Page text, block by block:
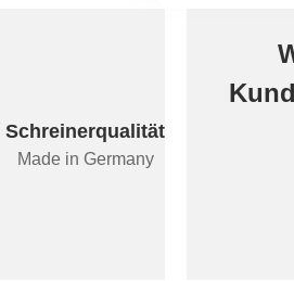
Schreinerqualität
Made in Germany